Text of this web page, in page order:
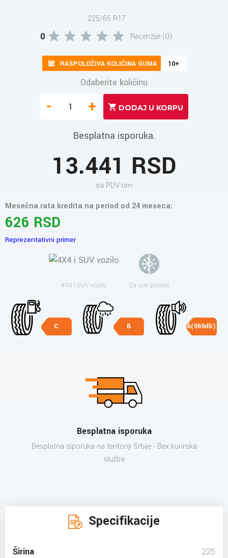
225/65 R17
0 Recenzije (0)
RASPOLOŽIVA KOLIČINA GUMA 10+
Odaberite količinu
- +
Besplatna isporuka.
13.441 RSD
sa PDV-om
Mesečna rata kredita na period od 24 meseca:
626 RSD
Reprezentativni primer
4X4 i SUV vozilo Za sve sezone
C B A(069db)
Besplatna isporuka
Besplatna isporuka na teritoriji Srbije - Bex kurirska
služba
Specifikacije
Širina 225